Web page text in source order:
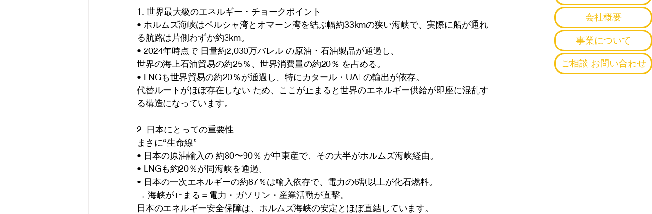
会社概要
事業について
ご相談 お問い合わせ
1. 世界最大級のエネルギー・チョークポイント
• ホルムズ海峡はペルシャ湾とオマーン湾を結ぶ幅約33kmの狭い海峡で、実際に船が通れ
る航路は片側わずか約3km。
• 2024年時点で 日量約2,030万バレル の原油・石油製品が通過し、
世界の海上石油貿易の約25％、世界消費量の約20％ を占める。
• LNGも世界貿易の約20％が通過し、特にカタール・UAEの輸出が依存。
代替ルートがほぼ存在しない ため、ここが止まると世界のエネルギー供給が即座に混乱す
る構造になっています。
2. 日本にとっての重要性
まさに“生命線”
• 日本の原油輸入の 約80〜90％ が中東産で、その大半がホルムズ海峡経由。
• LNGも約20％が同海峡を通過。
• 日本の一次エネルギーの約87％は輸入依存で、電力の6割以上が化石燃料。
→ 海峡が止まる＝電力・ガソリン・産業活動が直撃。
日本のエネルギー安全保障は、ホルムズ海峡の安定とほぼ直結しています。